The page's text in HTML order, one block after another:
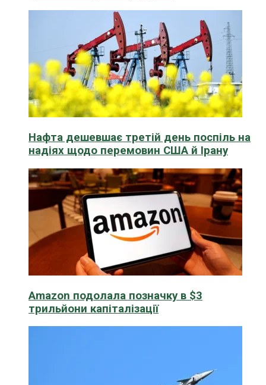
Нафта дешевшає третій день поспіль на
надіях щодо перемовин США й Ірану
Amazon подолала позначку в $3
трильйони капіталізації